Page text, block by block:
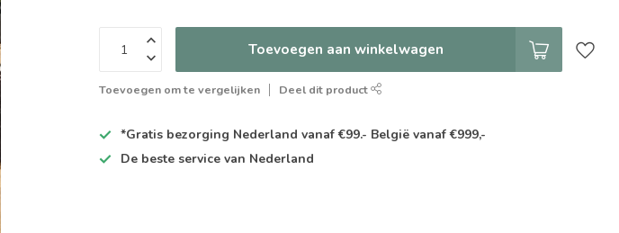
Toevoegen aan winkelwagen
Toevoegen om te vergelijken Deel dit product
*Gratis bezorging Nederland vanaf €99.- België vanaf €999,-
De beste service van Nederland